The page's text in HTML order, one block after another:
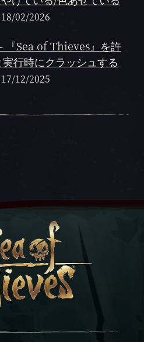
02/2026
Sea of Thieves』を許
行時にクラッシュする
12/2025